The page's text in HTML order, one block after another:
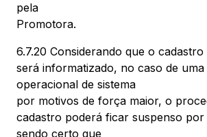
pela
Promotora.
6.7.20 Considerando que o
será informatizado, no caso de
operacional de sistema
por motivos de força maior, o
cadastro poderá ficar suspenso
sendo certo que